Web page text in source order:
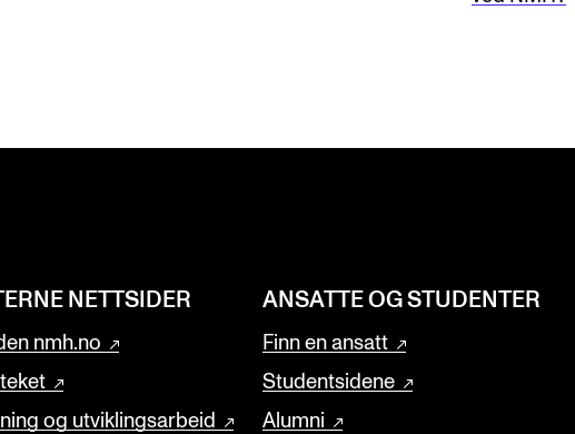
NETTSIDER
nmh.no
og utviklingsarbeid
ANSATTE OG STUDENTER
Finn en ansatt
Studentsidene
Alumni